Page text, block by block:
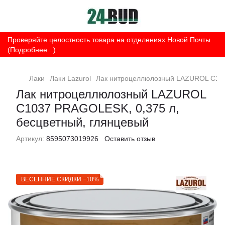
Проверяйте целостность товара на отделениях Новой Почты
(Подробнее...)
Лаки Лаки Lazurol Лак нитроцеллюлозный LAZUROL
Лак нитроцеллюлозный LAZUROL
C1037 PRAGOLESK, 0,375 л,
бесцветный, глянцевый
Артикул: 8595073019926 Оставить отзыв
ВЕСЕННИЕ СКИДКИ −10%